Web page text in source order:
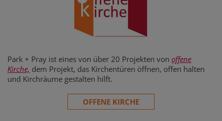
Park + Pray ist eines von über 20 Projekten von offene
Kirche, dem Projekt, das Kirchentüren öffnen, offen halten
und Kirchräume gestalten hilft.
OFFENE KIRCHE